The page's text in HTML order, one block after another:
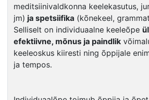
meditsiinivaldkonna keelekasutus,
jm) ja spetsiifika (kõnekeel,
Selliselt on individuaalne keeleõpe
efektiivne, mõnus ja paindlik
keeleoskus kiiresti ning õppijale
ja tempos.